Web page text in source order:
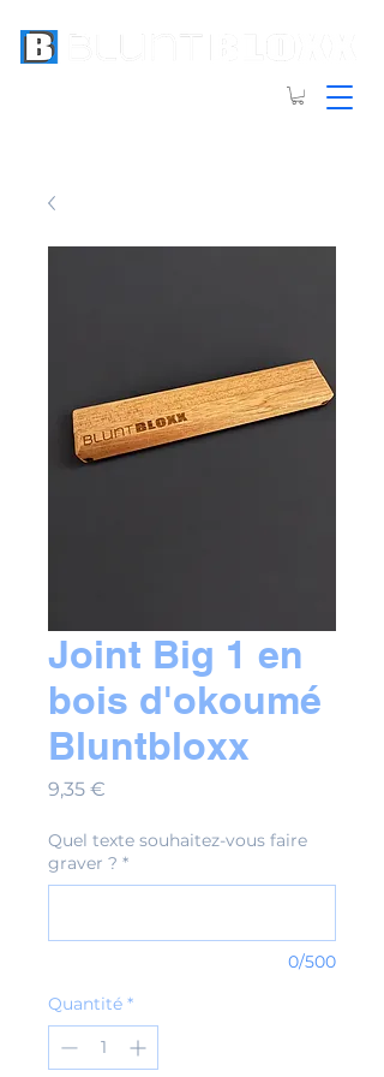
Joint Big 1 en
bois d'okoumé
Bluntbloxx
9,35 €
Quel texte souhaitez-vous faire
graver ? *
0/500
Quantité *